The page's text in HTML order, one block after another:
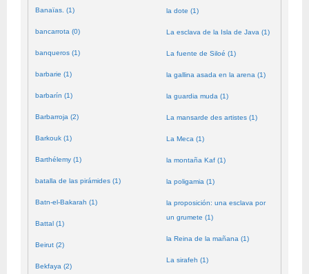
Banaïas. (1)
bancarrota (0)
banqueros (1)
barbarie (1)
barbarín (1)
Barbarroja (2)
Barkouk (1)
Barthélemy (1)
batalla de las pirámides (1)
Batn-el-Bakarah (1)
Battal (1)
Beirut (2)
Bekfaya (2)
la dote (1)
La esclava de la Isla de Java (1)
La fuente de Siloé (1)
la gallina asada en la arena (1)
la guardia muda (1)
La mansarde des artistes (1)
La Meca (1)
la montaña Kaf (1)
la poligamia (1)
la proposición: una esclava por
un grumete (1)
la Reina de la mañana (1)
La sirafeh (1)